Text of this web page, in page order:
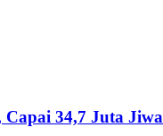
34,7 Juta Jiwa